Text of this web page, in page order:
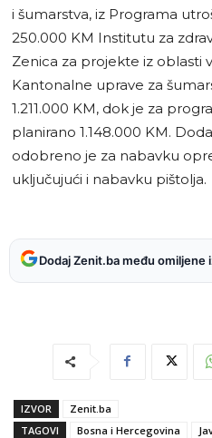
i šumarstva, iz Programa
250.000 KM Institutu za
Zenica za projekte iz oblasti
Kantonalne uprave za
1.211.000 KM, dok je za
planirano 1.148.000 KM.
odobreno je za nabavku
uključujući i nabavku pištolja.
Dodaj Zenit.ba među omiljene
IZVOR
Zenit.ba
TAGOVI
Bosna i Hercegovina